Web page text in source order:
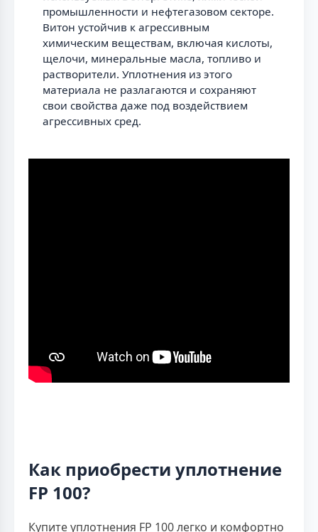
промышленности и нефтегазовом секторе.
Витон устойчив к агрессивным
химическим веществам, включая кислоты,
щелочи, минеральные масла, топливо и
растворители. Уплотнения из этого
материала не разлагаются и сохраняют
свои свойства даже под воздействием
агрессивных сред.
Как приобрести уплотнение
FP 100?
Купите уплотнения FP 100 легко и комфортно